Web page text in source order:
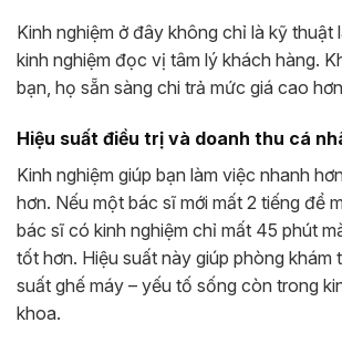
Kinh nghiệm ở đây không chỉ là kỹ thuật
kinh nghiệm đọc vị tâm lý khách hàng.
bạn, họ sẵn sàng chi trả mức giá cao
Hiệu suất điều trị và doanh thu cá
Kinh nghiệm giúp bạn làm việc nhanh
hơn. Nếu một bác sĩ mới mất 2 tiếng để
bác sĩ có kinh nghiệm chỉ mất 45 phút
tốt hơn. Hiệu suất này giúp phòng khám
suất ghế máy – yếu tố sống còn trong
khoa.